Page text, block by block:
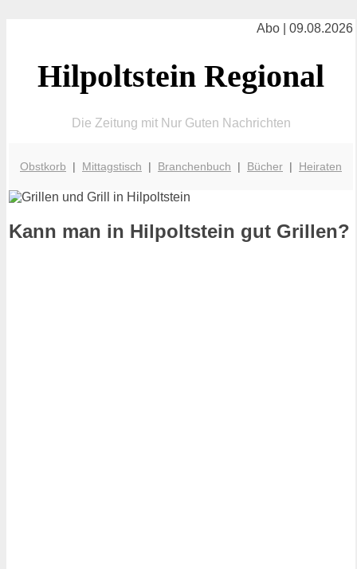
Abo | 09.08.2026
Hilpoltstein Regional
Die Zeitung mit Nur Guten Nachrichten
Obstkorb | Mittagstisch | Branchenbuch | Bücher | Heiraten
Kann man in Hilpoltstein gut Grillen?